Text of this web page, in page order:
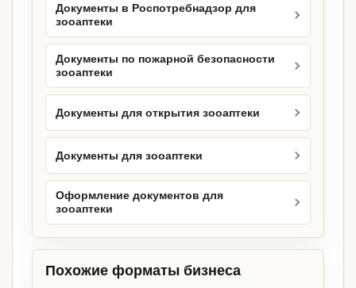
Документы в Роспотребнадзор для
зооаптеки
Документы по пожарной безопасности
зооаптеки
Документы для открытия зооаптеки
Документы для зооаптеки
Оформление документов для
зооаптеки
Похожие форматы бизнеса